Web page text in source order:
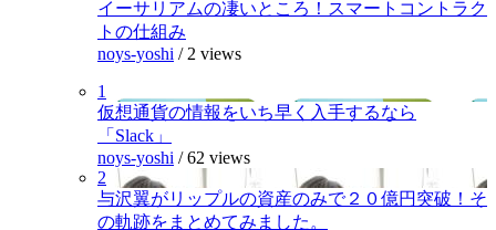
イーサリアムの凄いところ！スマートコントラク
トの仕組み
noys-yoshi / 2 views
1
仮想通貨の情報をいち早く入手するなら
「Slack」
noys-yoshi /62 views
2
与沢翼がリップルの資産のみで２０億円突破！そ
の軌跡をまとめてみました。